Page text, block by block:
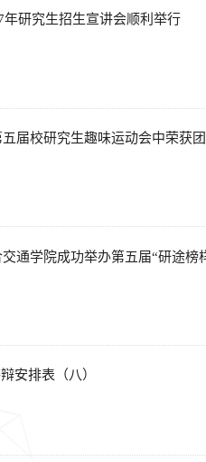
年研究生招生宣讲会顺利举行
届校研究生趣味运动会中荣获
通学院成功举办第五届“研途榜
安排表（八）